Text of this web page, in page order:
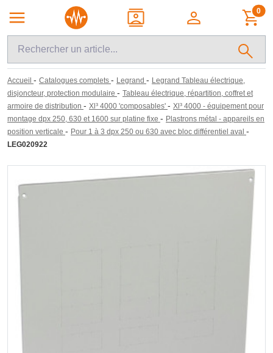
0
Accueil - Catalogues complets - Legrand - Legrand Tableau électrique,
disjoncteur, protection modulaire - Tableau électrique, répartition, coffret et
armoire de distribution - Xl³ 4000 'composables' - Xl³ 4000 - équipement pour
montage dpx 250, 630 et 1600 sur platine fixe - Plastrons métal - appareils en
position verticale - Pour 1 à 3 dpx 250 ou 630 avec bloc différentiel aval -
LEG020922